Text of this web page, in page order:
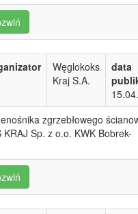
Węglokoks
Kraj S.A.
data
zgrzebłowego
KRAJ Sp. z o.o. KWK Bobrek-